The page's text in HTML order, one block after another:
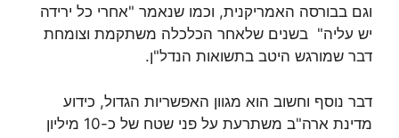
וגם בבורסה האמריקנית, וכמו שנאמר "אחרי כל ירידה
יש עליה" בשנים שלאחר הכלכלה משתקמת וצומחת
דבר שמורגש היטב בתשואות הנדל"ן.
דבר נוסף וחשוב הוא מגוון האפשריות הגדול, כידוע
מדינת ארה"ב משתרעת על פני שטח של כ-10 מיליון